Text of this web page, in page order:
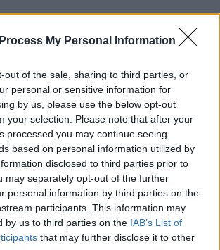
My Personal Information
out of the sale, sharing to third parties, or
personal or sensitive information for
by us, please use the below opt-out
your selection. Please note that after your
processed you may continue seeing
based on personal information utilized by
disclosed to third parties prior to
may separately opt-out of the further
personal information by third parties on the
participants. This information may
by us to third parties on the IAB’s List of
that may further disclose it to other
de Poiares aproxima
do trabalho